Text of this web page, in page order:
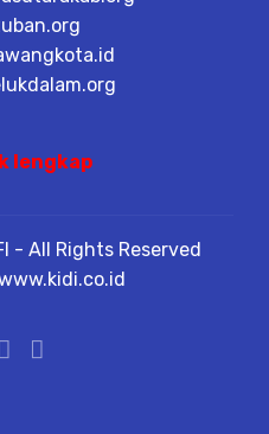
lengkap
- All Rights Reserved